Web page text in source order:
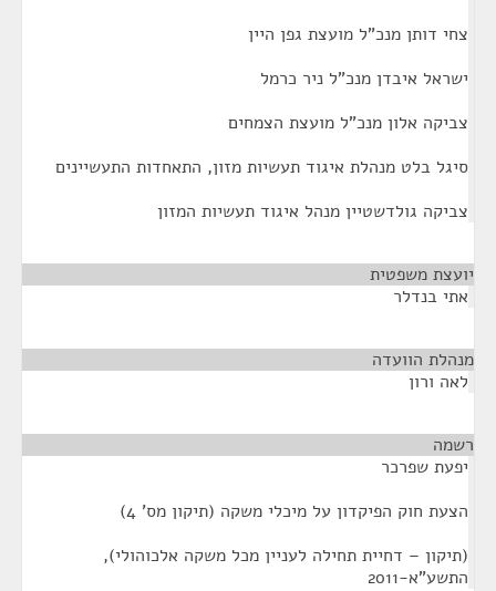
צחי דותן מנכ"ל מועצת גפן היין
ישראל איבדן מנכ"ל ניר כרמל
צביקה אלון מנכ"ל מועצת הצמחים
סיגל בלט מנהלת איגוד תעשיות מזון, התאחדות התעשיינים
צביקה גולדשטיין מנהל איגוד תעשיות המזון
יועצת משפטית
אתי בנדלר
מנהלת הוועדה
לאה ורון
רשמה
יפעת שפרכר
הצעת חוק הפיקדון על מיכלי משקה (תיקון מס' 4)
(תיקון – דחיית תחילה לעניין מכל משקה אלכוהולי),
התשע"א-2011